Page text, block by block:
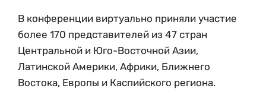
В конференции виртуально приняли участие
более 170 представителей из 47 стран
Центральной и Юго-Восточной Азии,
Латинской Америки, Африки, Ближнего
Востока, Европы и Каспийского региона.